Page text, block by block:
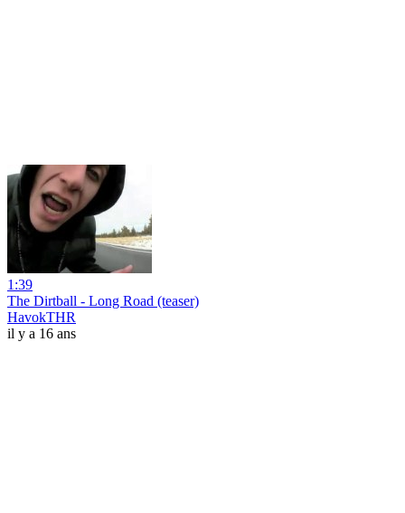
1:39
The Dirtball - Long Road (teaser)
HavokTHR
il y a 16 ans